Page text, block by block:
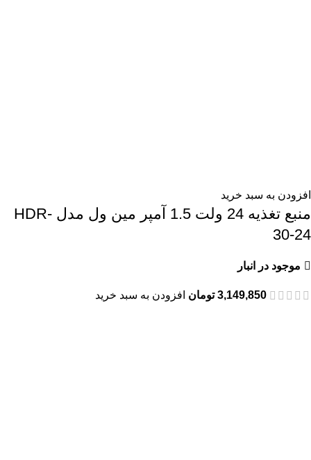
افزودن به سبد خرید
منبع تغذیه 24 ولت 1.5 آمپر مین ول مدل HDR-
30-24
موجود در انبار
3,149,850 تومان افزودن به سبد خرید